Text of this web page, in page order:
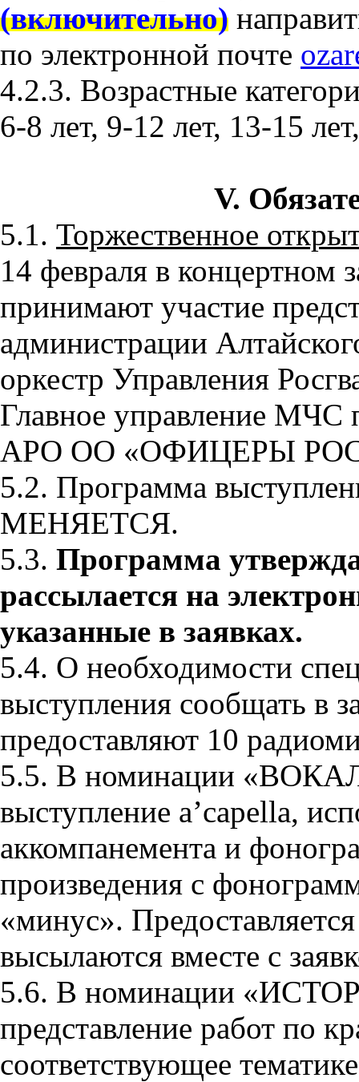
(включительно)
по электронной почте
4.2.3. Возрастные
6-8 лет, 9-12 лет, 13-15
V.
5.1. Торжественное
14 февраля в
принимают участие
администрации
оркестр Управления
Главное управление МЧС
АРО ОО «ОФИЦЕРЫ
5.2. Программа
МЕНЯЕТСЯ.
5.3. Программа
рассылается на
указанные в заявках.
5.4. О необходимости
выступления сообщать в
предоставляют 10
5.5. В номинации
выступление a’capella,
аккомпанемента и
произведения с
«минус».
высылаются вместе с
5.6. В номинации
представление работ по
соответствующее